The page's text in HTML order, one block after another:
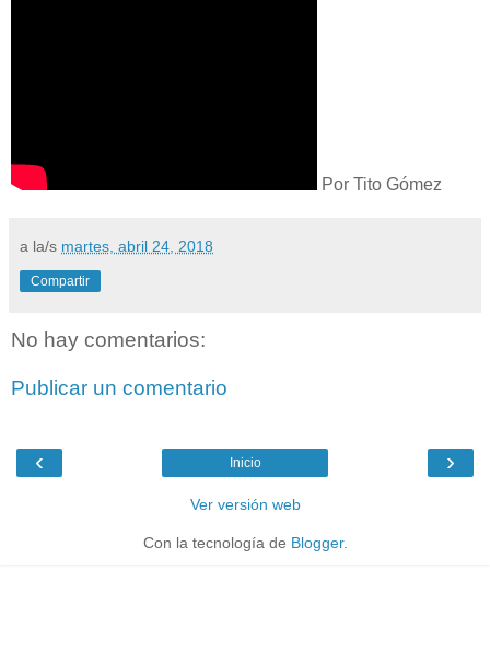
Por Tito Gómez
a la/s martes, abril 24, 2018
Compartir
No hay comentarios:
Publicar un comentario
‹ ›
Inicio
Ver versión web
Con la tecnología de Blogger.